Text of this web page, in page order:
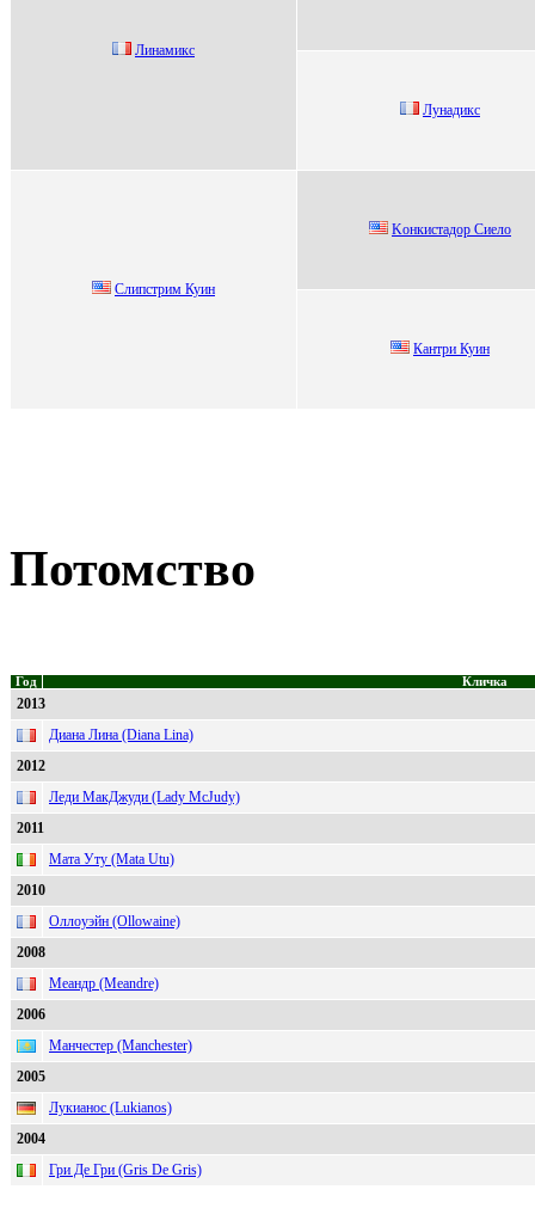
Линамикс
Лунадикc
Слипcтрим Куин
Koнкистадoр Сиелo
Кантpи Куин
Потомство
Год Кличка
2013
Диана Лина (Diana Lina)
2012
Леди МакДжуди (Lady McJudy)
2011
Мата Уту (Mata Utu)
2010
Оллоуэйн (Ollowaine)
2008
Меандр (Meandre)
2006
Манчестер (Manchester)
2005
Лукианос (Lukianos)
2004
Гри Де Гри (Gris De Gris)